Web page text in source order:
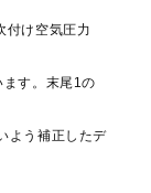
け空気圧力
す。末尾1の
よう補正したデ